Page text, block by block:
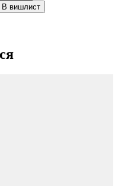
В вишлист